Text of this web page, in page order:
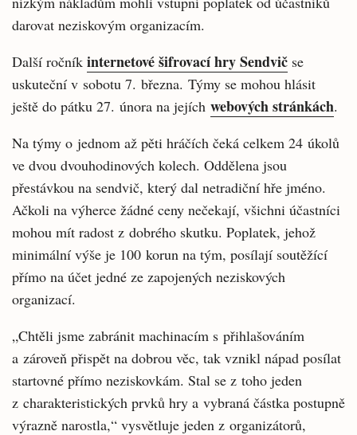
darovat neziskovým organizacím.
Další ročník internetové šifrovací hry Sendvič se
uskuteční v sobotu 7. března. Týmy se mohou hlásit
ještě do pátku 27. února na jejích webových stránkách.
Na týmy o jednom až pěti hráčích čeká celkem 24 úkolů
ve dvou dvouhodinových kolech. Oddělena jsou
přestávkou na sendvič, který dal netradiční hře jméno.
Ačkoli na výherce žádné ceny nečekají, všichni účastníci
mohou mít radost z dobrého skutku. Poplatek, jehož
minimální výše je 100 korun na tým, posílají soutěžící
přímo na účet jedné ze zapojených neziskových
organizací.
„Chtěli jsme zabránit machinacím s přihlašováním
a zároveň přispět na dobrou věc, tak vznikl nápad posílat
startovné přímo neziskovkám. Stal se z toho jeden
z charakteristických prvků hry a vybraná částka postupně
výrazně narostla,“ vysvětluje jeden z organizátorů,